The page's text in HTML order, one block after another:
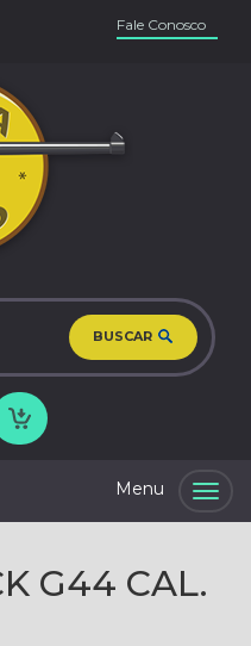
Fale Conosco
BUSCAR
G44 CAL.